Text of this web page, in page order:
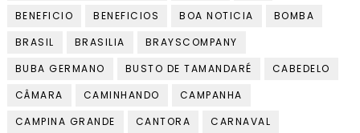
BENEFICIO
BENEFICIOS BOA NOTICIA
BOMBA
BRASIL
BRASILIA
BRAYSCOMPANY
BUBA GERMANO
BUSTO DE TAMANDARÉ
CABEDELO
CÂMARA
CAMINHANDO
CAMPANHA
CAMPINA GRANDE
CANTORA
CARNAVAL